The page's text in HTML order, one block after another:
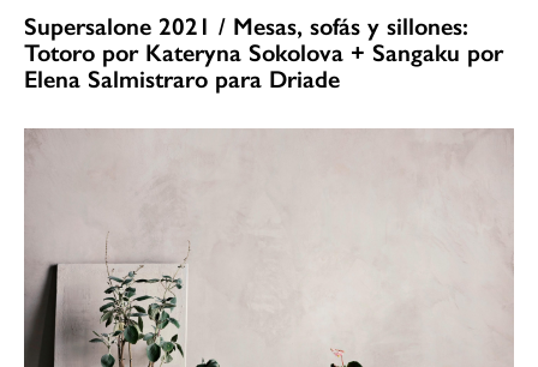
Supersalone 2021 / Mesas, sofás y sillones:
Totoro por Kateryna Sokolova + Sangaku por
Elena Salmistraro para Driade